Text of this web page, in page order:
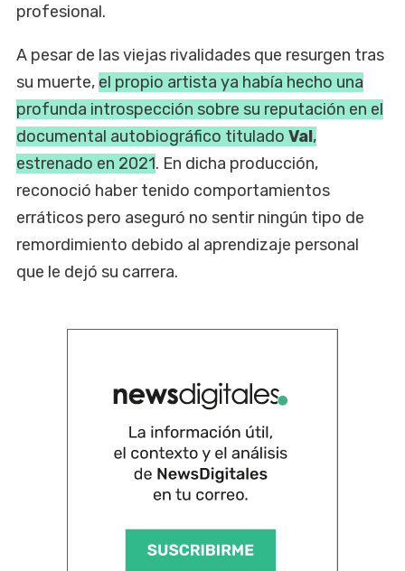
profesional.
A pesar de las viejas rivalidades que resurgen tras
su muerte, el propio artista ya había hecho una
profunda introspección sobre su reputación en el
documental autobiográfico titulado Val,
estrenado en 2021. En dicha producción,
reconoció haber tenido comportamientos
erráticos pero aseguró no sentir ningún tipo de
remordimiento debido al aprendizaje personal
que le dejó su carrera.